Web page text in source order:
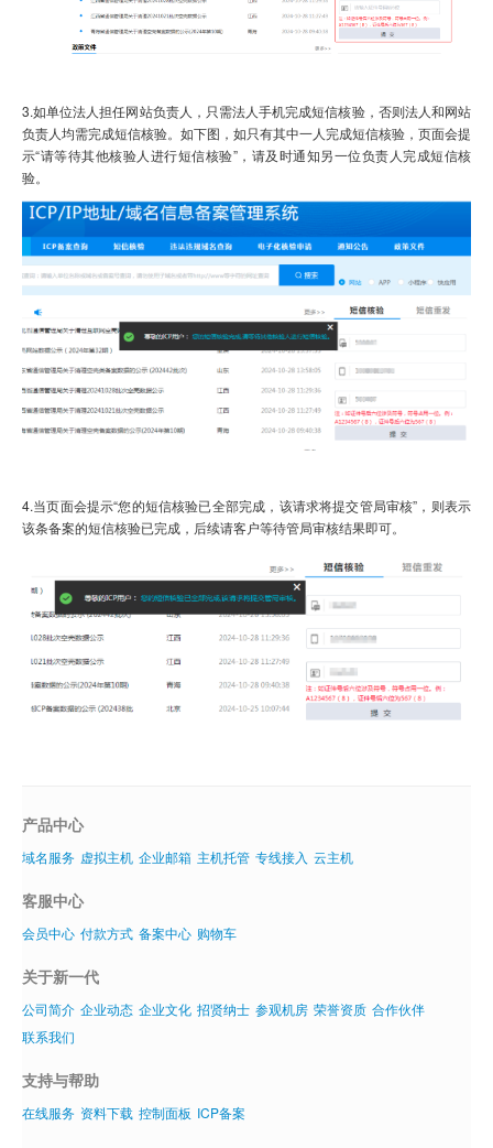
3.如单位法人担任网站负责人，只需法人手机完成短信核验，否则法人和网站
负责人均需完成短信核验。如下图，如只有其中一人完成短信核验，页面会提
示“请等待其他核验人进行短信核验”，请及时通知另一位负责人完成短信核
验。
4.当页面会提示“您的短信核验已全部完成，该请求将提交管局审核”，则表示
该条备案的短信核验已完成，后续请客户等待管局审核结果即可。
产品中心
域名服务 虚拟主机 企业邮箱 主机托管 专线接入 云主机
客服中心
会员中心 付款方式 备案中心 购物车
关于新一代
公司简介 企业动态 企业文化 招贤纳士 参观机房 荣誉资质 合作伙伴
联系我们
支持与帮助
在线服务 资料下载 控制面板 ICP备案